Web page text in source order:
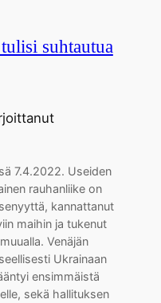
suhtautua
7.4.2022. Useiden
rauhanliike on
kannattanut
maihin ja tukenut
Venäjän
Ukrainaan
ensimmäistä
sekä hallituksen